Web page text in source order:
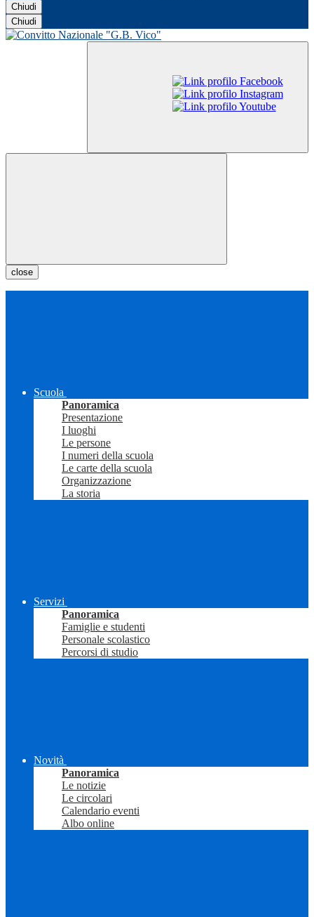
Chiudi
Chiudi
close
Scuola
Panoramica
Presentazione
I luoghi
Le persone
I numeri della scuola
Le carte della scuola
Organizzazione
La storia
Servizi
Panoramica
Famiglie e studenti
Personale scolastico
Percorsi di studio
Novità
Panoramica
Le notizie
Le circolari
Calendario eventi
Albo online